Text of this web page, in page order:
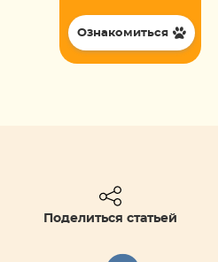
Ознакомиться
Поделиться статьей